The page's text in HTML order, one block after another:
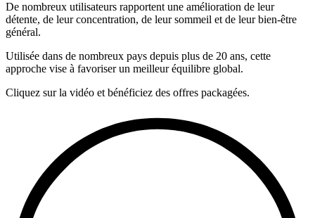
De nombreux utilisateurs rapportent une amélioration de leur
détente, de leur concentration, de leur sommeil et de leur bien-être
général.
Utilisée dans de nombreux pays depuis plus de 20 ans, cette
approche vise à favoriser un meilleur équilibre global.
Cliquez sur la vidéo et bénéficiez des offres packagées.